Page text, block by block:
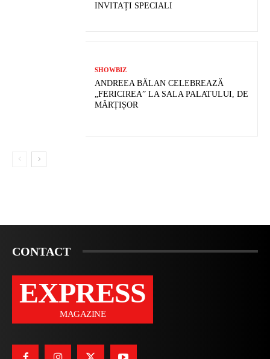
INVITAȚI SPECIALI
SHOWBIZ
ANDREEA BĂLAN CELEBREAZĂ
„FERICIREA” LA SALA PALATULUI, DE
MĂRȚIȘOR
CONTACT
EXPRESS
MAGAZINE